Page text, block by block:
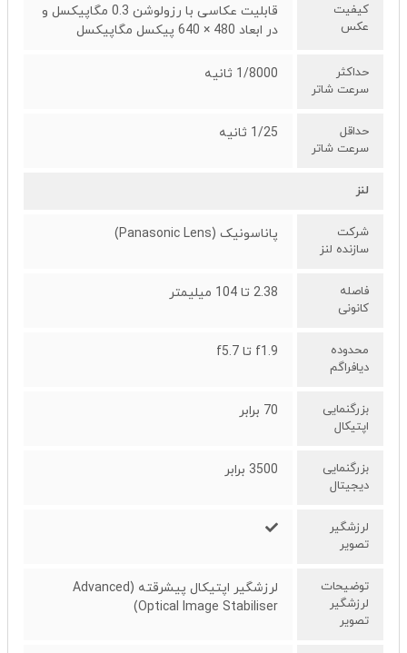
کیفیت
عکس
قابلیت عکاسی با رزولوشن 0.3 مگاپیکسل و
در ابعاد 480 × 640 پیکسل مگاپیکسل
حداکثر
سرعت شاتر
1/8000 ثانیه
حداقل
سرعت شاتر
1/25 ثانیه
لنز
شرکت
سازنده لنز
پاناسونیک (Panasonic Lens)
فاصله
کانونی
2.38 تا 104 میلیمتر
محدوده
دیافراگم
f1.9 تا f5.7
بزرگنمایی
اپتیکال
70 برابر
بزرگنمایی
دیجیتال
3500 برابر
لرزشگیر
تصویر
توضیحات
لرزشگیر
تصویر
لرزشگیر اپتیکال پیشرقته (Advanced
Optical Image Stabiliser)